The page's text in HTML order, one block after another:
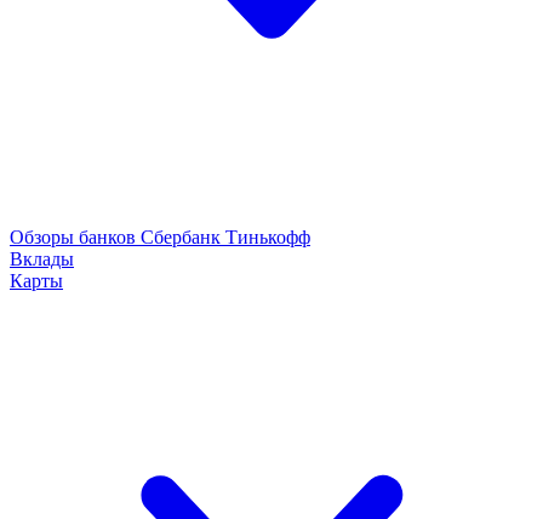
Обзоры банков Сбербанк Тинькофф
Вклады
Карты